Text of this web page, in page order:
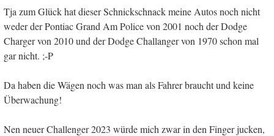
Tja zum Glück hat dieser Schnickschnack meine Autos noch nicht
weder der Pontiac Grand Am Police von 2001 noch der Dodge
Charger von 2010 und der Dodge Challanger von 1970 schon mal
gar nicht. ;-P
Da haben die Wägen noch was man als Fahrer braucht und keine
Überwachung!
Nen neuer Challenger 2023 würde mich zwar in den Finger jucken,